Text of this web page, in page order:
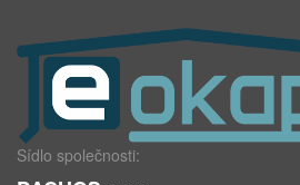
Sídlo společnosti: